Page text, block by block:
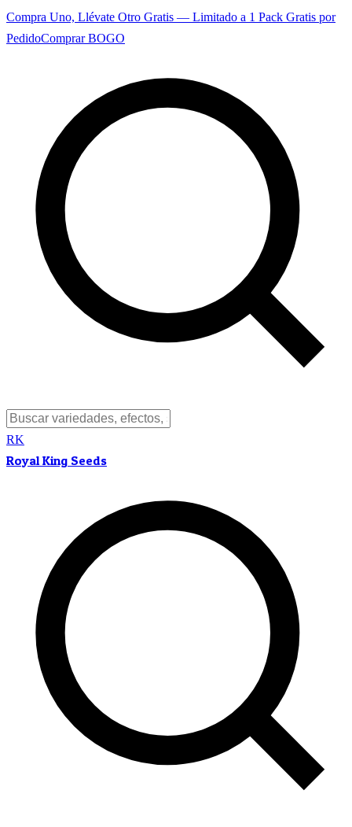
Compra Uno, Llévate Otro Gratis — Limitado a 1 Pack Gratis por
PedidoComprar BOGO
RK
Royal King Seeds